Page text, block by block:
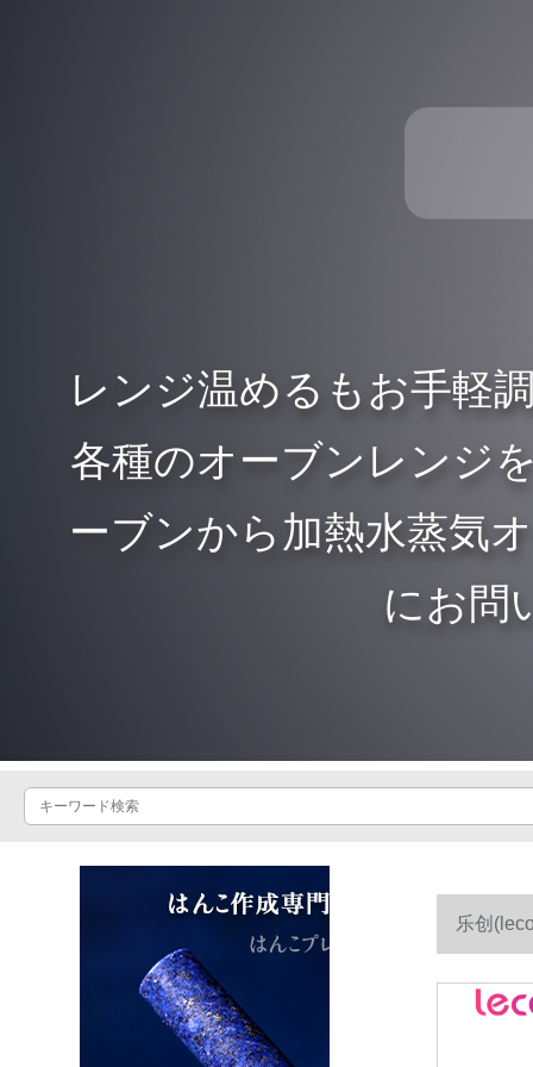
レンジ温めるもお手軽
各種のオーブンレンジ
ーブンから加熱水蒸気
にお問
乐创
ン